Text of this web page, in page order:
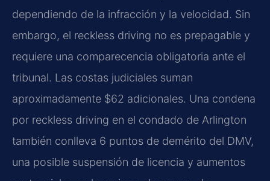
dependiendo de la infracción y la velocidad. Sin
embargo, el reckless driving no es prepagable y
requiere una comparecencia obligatoria ante el
tribunal. Las costas judiciales suman
aproximadamente $62 adicionales. Una condena
por reckless driving en el condado de Arlington
también conlleva 6 puntos de demérito del DMV,
una posible suspensión de licencia y aumentos